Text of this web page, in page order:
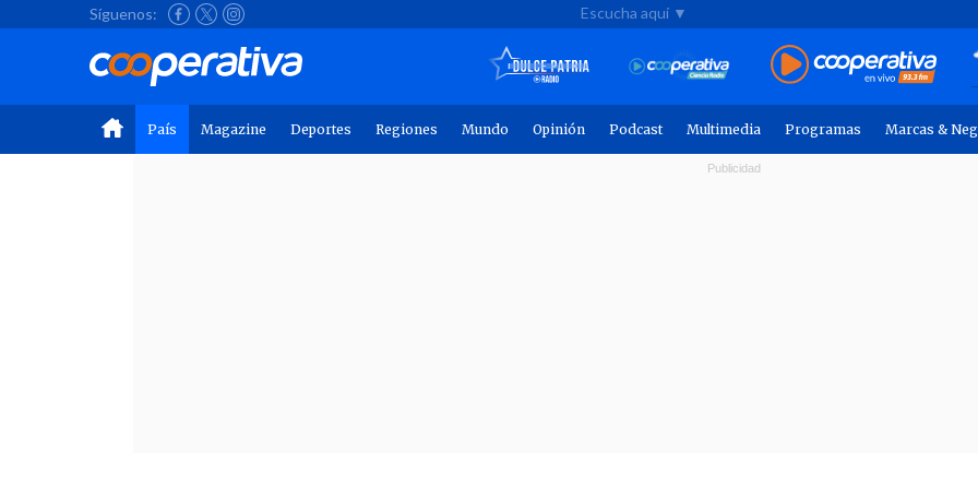
Síguenos: Escucha aquí ▼
País Magazine Deportes Regiones Mundo Opinión Podcast Multimedia Programas Marcas &